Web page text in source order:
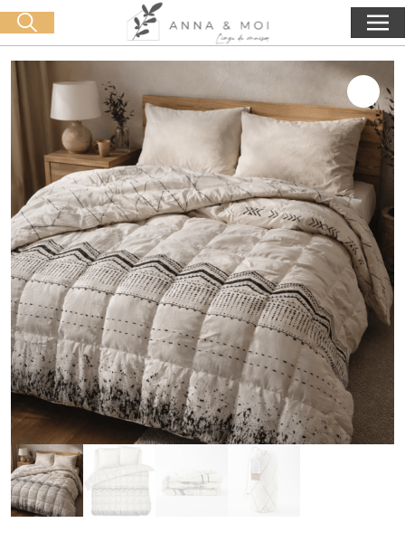
Oferta de entrega a partir de 60€ de compra 0,00€